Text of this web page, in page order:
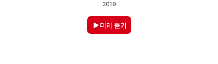
2019
미리 듣기